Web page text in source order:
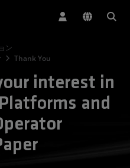
ン
Thank You
interest in
and